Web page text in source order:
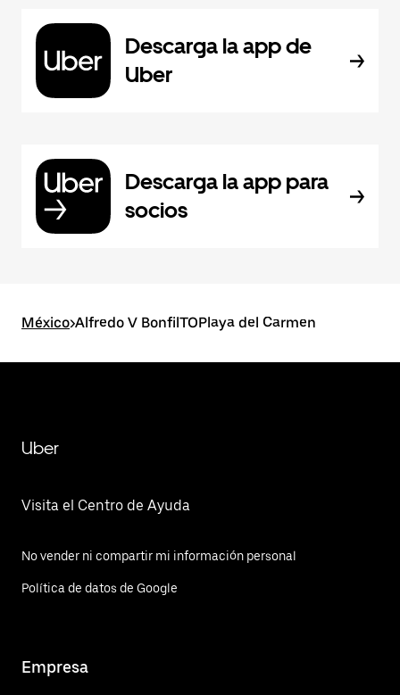
Descarga la app de
Uber
Descarga la app para
socios
México>Alfredo V BonfilTOPlaya del Carmen
Uber
Visita el Centro de Ayuda
No vender ni compartir mi información personal
Política de datos de Google
Empresa